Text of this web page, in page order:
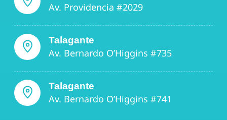
Av. Providencia #2029
Talagante
Av. Bernardo O’Higgins #735
Talagante
Av. Bernardo O’Higgins #741